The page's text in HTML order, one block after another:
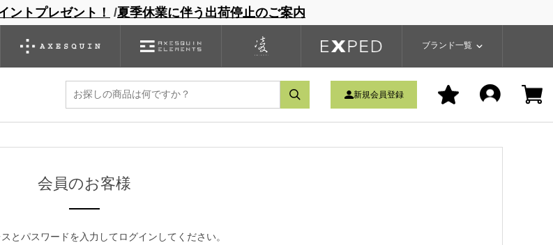
ントプレゼント！ /夏季休業に伴う出荷停止のご案内
ブランド一覧
商品一覧 ブランドサイト 商品一覧
新規会員登録
グローブ シノギング アウトレット
ージから発行できます。
会員のお客様
とパスワードを入力してログインしてください。